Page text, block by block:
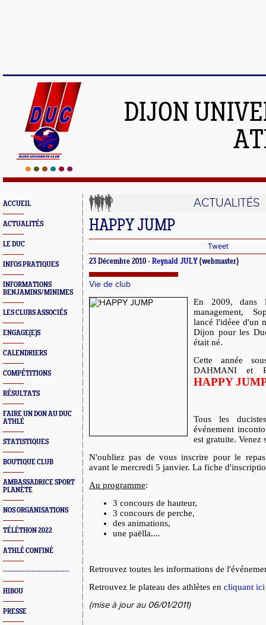
DIJON
ACCUEIL
ACTUALITÉS
LE DUC
INFOS PRATIQUES
INFORMATIONS
BENJAMINS/MINIMES
LES CLUBS ASSOCIÉS
ENGAGE(E)S
CALENDRIERS
COMPÉTITIONS
RÉSULTATS
FAIRE UN DON AU DUC
ATHLÉ
STATISTIQUES
BOUTIQUE CLUB
AMBASSADRICE SPORT
PLANÈTE
NOS ORGANISATIONS
TÉLÉTHON 2022
ATHLÉ CONFINÉ
----------------------------
HIBOU
PRESSE
ACTUALITÉS
HAPPY JUMP
Tweet
23 Décembre 2010 - Reynald JULY (webmaster)
Vie de club
En 2009, dans
management,
lancé l'idéee d'un
Dijon pour les
était né.
Cette année
DAHMANI et
HAPPY
Tous les
événement
est gratuite. Venez
N'oubliez pas de vous inscrire pour le
avant le mercredi 5 janvier. La fiche
Au programme:
3 concours de hauteur,
3 concours de perche,
des animations,
une paëlla....
Retrouvez toutes les informations de
Retrouvez le plateau des athlètes en cliquant ici
(mise à jour au 06/01/2011)